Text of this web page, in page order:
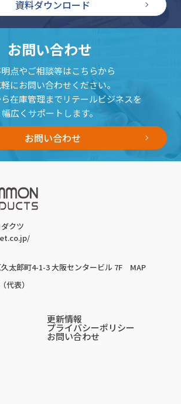
資料ダウンロード
お問い合わせ
点やご相談等はこちらから
にお問い合わせください。
在庫管理までリテールビジネスを
幅広くサポートします。
お問い合わせ
クツ
太郎町4-1-3 大阪センタービル 7F
MAP
代表）
更新情報
プライバシーポリシー
お問い合わせ